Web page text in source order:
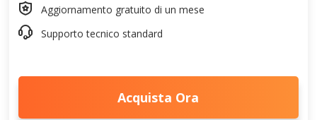
 Aggiornamento gratuito di un mese
 Supporto tecnico standard
Acquista Ora